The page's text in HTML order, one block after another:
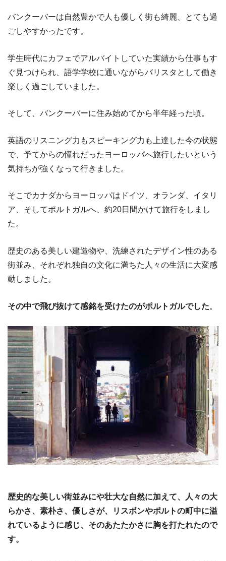
バンクーバーは自然豊かで人も優しく街も綺麗、とても過
ごしやすかったです。
学生時代にカフェでアルバイトしていた実績から仕事もす
ぐ見つけられ、語学学校に通いながらバリスタとして働き
楽しく過ごしていました。
そして、バンクーバーに住み始めてから半年経った頃。
英語のリスニング力もスピーキング力も上達した今の状態
で、予てからの憧れだったヨーロッパへ旅行したいという
気持ちが強くなって行きました。
そこでカナダからヨーロッパはドイツ、オランダ、イタリ
ア、そしてポルトガルへ、約20日間かけて旅行をしまし
た。
歴史のある美しい建造物や、洗練されたデザイン性のある
街並み、それぞれ独自の文化に満ちた人々の生活に大変感
動しました。
その中で飛び抜けて感銘を受けたのがポルトガルでした。
歴史的な美しい街並みにや壮大な自然に加えて、人々の大
らかさ、素朴さ、優しさが、リスボンやポルトの町中に溢
れているように感じ、そのあたたかさに胸を打たれたので
す。